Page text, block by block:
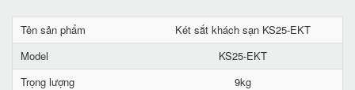
Tên sản phẩm
Két sắt khách sạn KS25-EKT
Model
KS25-EKT
Trọng lượng
9kg